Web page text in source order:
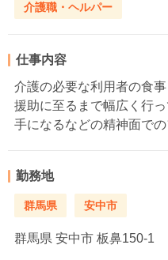
介護職・ヘルパー
仕事内容
介護の必要な利用者の食
援助に至るまで幅広く行
手になるなどの精神面で
勤務地
群馬県 安中市
群馬県 安中市 板鼻150-1